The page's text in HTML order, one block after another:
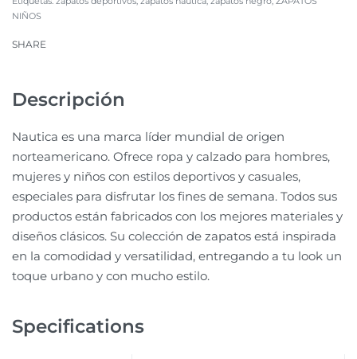
NIÑOS
SHARE
Descripción
Nautica es una marca líder mundial de origen
norteamericano. Ofrece ropa y calzado para hombres,
mujeres y niños con estilos deportivos y casuales,
especiales para disfrutar los fines de semana. Todos sus
productos están fabricados con los mejores materiales y
diseños clásicos. Su colección de zapatos está inspirada
en la comodidad y versatilidad, entregando a tu look un
toque urbano y con mucho estilo.
Specifications